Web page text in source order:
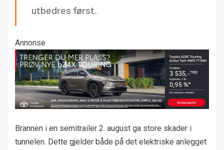
utbedres først.
Annonse
Brannen i en semitrailer 2. august ga store skader i
tunnelen. Dette gjelder både på det elektriske anlegget